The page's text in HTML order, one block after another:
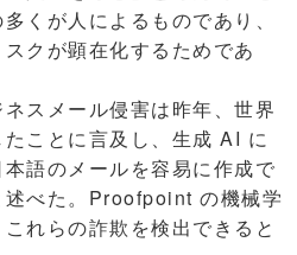
くが人によるものであり、
クが顕在化するためであ
スメール侵害は昨年、世界
ことに言及し、生成 AI に
語のメールを容易に作成で
述べた。Proofpoint の機械学
れらの詐欺を検出できると